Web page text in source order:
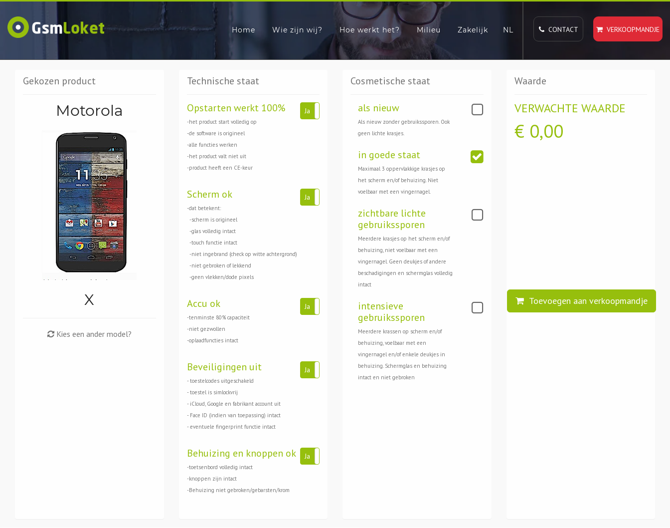
CONTACT VERKOOPMANDJE
Home Wie zijn wij? Hoe werkt het? Milieu Zakelijk NL
Gekozen product
Motorola
X
Kies een ander model?
Technische staat
Opstarten werkt 100%
-het product start volledig op
-de software is origineel
-alle functies werken
-het product valt niet uit
-product heeft een CE-keur
Ja
Scherm ok
-dat betekent:
-scherm is origineel
-glas volledig intact
-touch functie intact
-niet ingebrand (check op witte achtergrond)
-niet gebroken of lekkend
-geen vlekken/dode pixels
Ja
Accu ok
-tenminste 80% capaciteit
-niet gezwollen
-oplaadfuncties intact
Ja
Beveiligingen uit
- toestelcodes uitgeschakeld
- toestel is simlockvrij
- iCloud, Google en fabrikant account uit
- Face ID (indien van toepassing) intact
- eventuele fingerprint functie intact
Ja
Behuizing en knoppen ok
-toetsenbord volledig intact
-knoppen zijn intact
-Behuizing niet gebroken/gebarsten/krom
Ja
Cosmetische staat
als nieuw
Als nieuw zonder gebruikssporen. Ook
geen lichte krasjes.
in goede staat
Maximaal 3 oppervlakkige krasjes op
het scherm en/of behuizing. Niet
voelbaar met een vingernagel.
zichtbare lichte
gebruikssporen
Meerdere krasjes op het scherm en/of
behuizing, niet voelbaar met een
vingernagel. Geen deukjes of andere
beschadigingen en schermglas volledig
intact
intensieve
gebruikssporen
Meerdere krassen op scherm en/of
behuizing, voelbaar met een
vingernagel en/of enkele deukjes in
behuizing. Schermglas en behuizing
intact en niet gebroken
Waarde
VERWACHTE WAARDE
€ 0,00
Toevoegen aan verkoopmandje